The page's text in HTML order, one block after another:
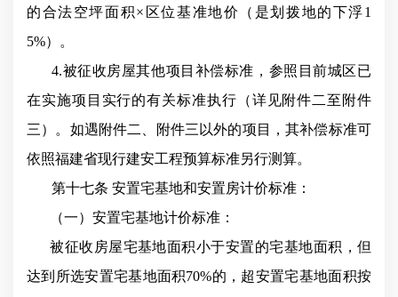
的合法空坪面积×区位基准地价（是划拨地的下浮1
5%）。
4.被征收房屋其他项目补偿标准，参照目前城区已
在实施项目实行的有关标准执行（详见附件二至附件
三）。如遇附件二、附件三以外的项目，其补偿标准可
依照福建省现行建安工程预算标准另行测算。
第十七条 安置宅基地和安置房计价标准：
（一）安置宅基地计价标准：
被征收房屋宅基地面积小于安置的宅基地面积，但
达到所选安置宅基地面积70%的，超安置宅基地面积按